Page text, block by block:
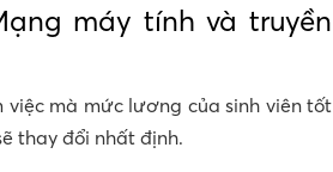
máy tính và truyền
việc mà mức lương của sinh viên tốt
thay đổi nhất định.